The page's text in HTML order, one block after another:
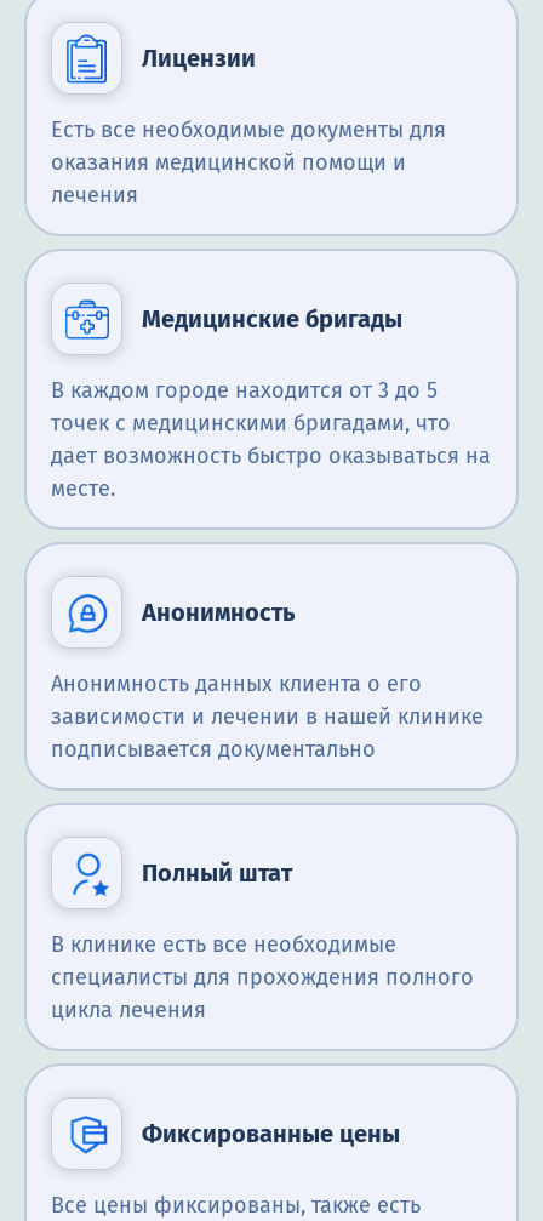
Лицензии
Есть все необходимые документы для
оказания медицинской помощи и
лечения
Медицинские бригады
В каждом городе находится от 3 до 5
точек с медицинскими бригадами, что
дает возможность быстро оказываться на
месте.
Анонимность
Анонимность данных клиента о его
зависимости и лечении в нашей клинике
подписывается документально
Полный штат
В клинике есть все необходимые
специалисты для прохождения полного
цикла лечения
Фиксированные цены
Все цены фиксированы, также есть